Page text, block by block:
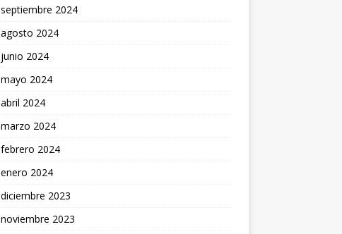
septiembre 2024
agosto 2024
junio 2024
mayo 2024
abril 2024
marzo 2024
febrero 2024
enero 2024
diciembre 2023
noviembre 2023